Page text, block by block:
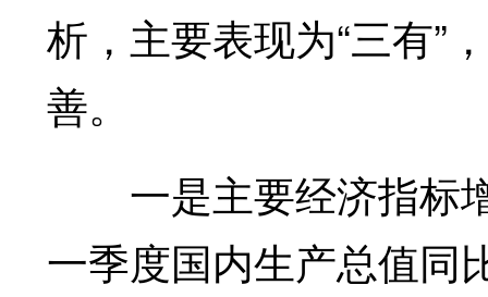
析，主要表现为“三有”
善。
一是主要经济指标
一季度国内生产总值同